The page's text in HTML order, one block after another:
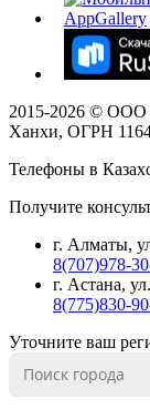
2015-2026 © ООО
Ханхи, ОГРН
Телефоны в
Получите
г. Алматы,
8(707)978-
г. Астана,
8(775)830-
Уточните ваш